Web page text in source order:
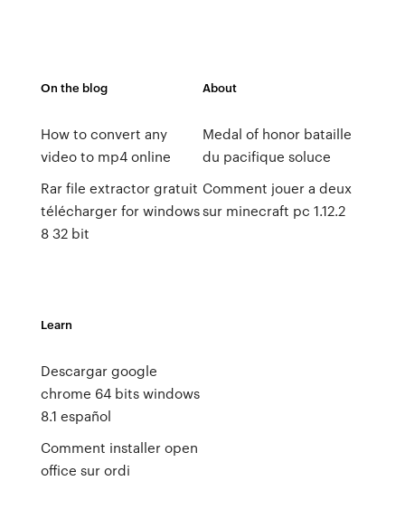
On the blog
How to convert any
video to mp4 online
Rar file extractor gratuit
télécharger for windows
8 32 bit
About
Medal of honor bataille
du pacifique soluce
Comment jouer a deux
sur minecraft pc 1.12.2
Learn
Descargar google
chrome 64 bits windows
8.1 español
Comment installer open
office sur ordi